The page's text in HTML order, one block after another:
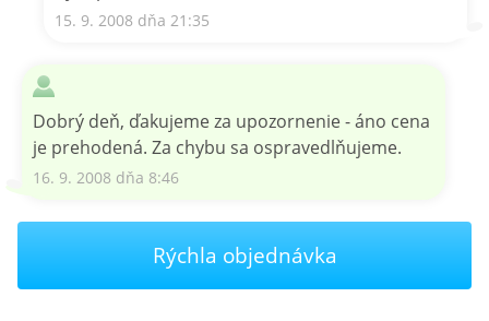
15. 9. 2008 dňa 21:35
Dobrý deň, ďakujeme za upozornenie - áno cena
je prehodená. Za chybu sa ospravedlňujeme.
16. 9. 2008 dňa 8:46
Rýchla objednávka